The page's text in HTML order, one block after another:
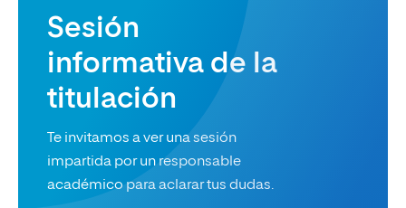
Sesión
informativa de la
titulación
Te invitamos a ver una sesión
impartida por un responsable
académico para aclarar tus dudas.